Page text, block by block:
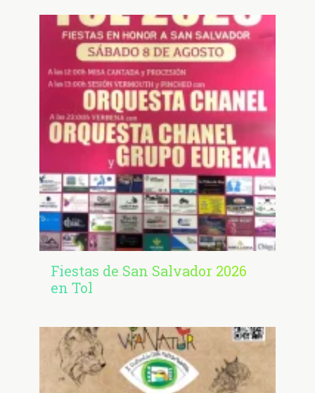
Fiestas de San Salvador 2026
en Tol